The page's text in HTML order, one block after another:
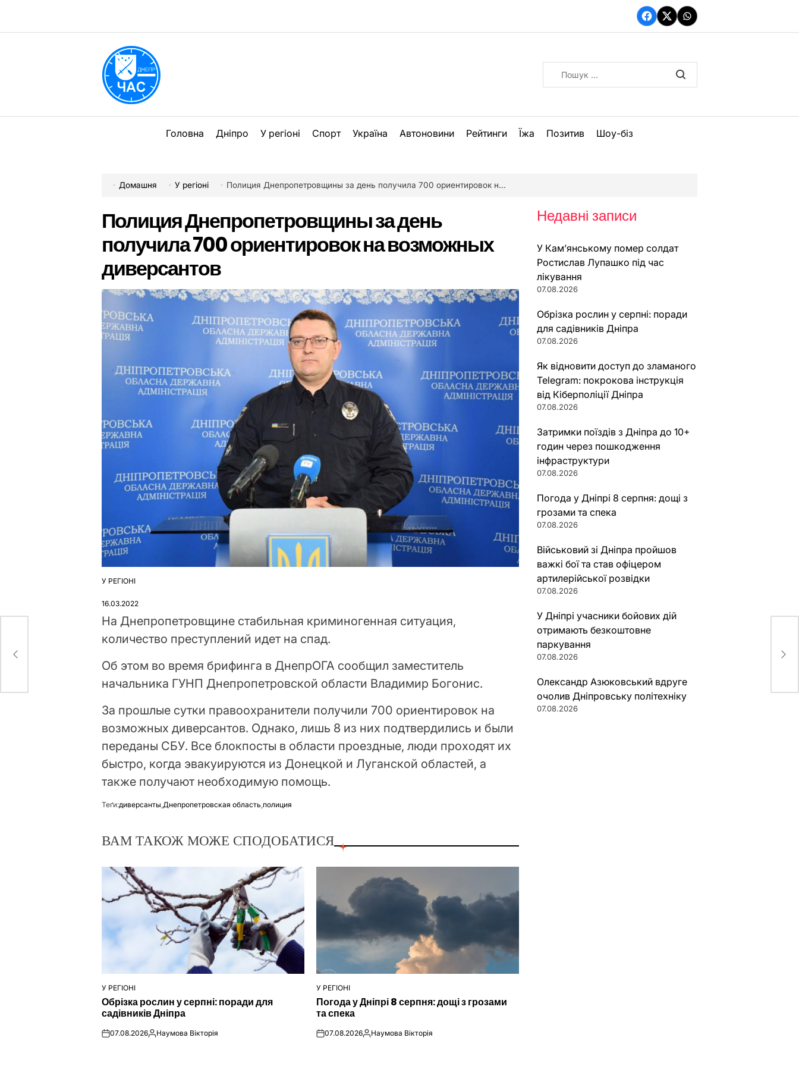
вмісту
Facebook
TwitterWhatsApp
Головна Дніпро У регіоні Спорт Україна Автоновини Рейтинги Їжа Позитив Шоу-біз
Домашня У регіоні Полиция Днепропетровщины за день получила 700 ориентировок на возможных диверсантов
Полиция Днепропетровщины за день
получила 700 ориентировок на возможных
диверсантов
ОПУБЛІКУВАТИ
У РЕГІОНІ
16.03.2022
На Днепропетровщине стабильная криминогенная ситуация,
количество преступлений идет на спад.
Об этом во время брифинга в ДнепрОГА сообщил заместитель
начальника ГУНП Днепропетровской области Владимир Богонис.
За прошлые сутки правоохранители получили 700 ориентировок на
возможных диверсантов. Однако, лишь 8 из них подтвердились и были
переданы СБУ. Все блокпосты в области проездные, люди проходят их
быстро, когда эвакуируются из Донецкой и Луганской областей, а
также получают необходимую помощь.
Теґи:диверсанты,Днепропетровская область,полиция
ВАМ ТАКОЖ МОЖЕ СПОДОБАТИСЯ
ОПУБЛІКУВАТИ
У
У РЕГІОНІ
Обрізка рослин у серпні: поради для
садівників Дніпра
on07.08.2026Опубліковано
Наумова Вікторія
ОПУБЛІКУВАТИ
У РЕГІОНІ
Погода у Дніпрі 8 серпня: дощі з грозами
та спека
on07.08.2026Опубліковано
Наумова Вікторія
Недавні записи
У Кам’янському помер солдат
Ростислав Лупашко під час
лікування
07.08.2026
Обрізка рослин у серпні: поради
для садівників Дніпра
07.08.2026
Як відновити доступ до зламаного
Telegram: покрокова інструкція
від Кіберполіції Дніпра
07.08.2026
Затримки поїздів з Дніпра до 10+
годин через пошкодження
інфраструктури
07.08.2026
Погода у Дніпрі 8 серпня: дощі з
грозами та спека
07.08.2026
Військовий зі Дніпра пройшов
важкі бої та став офіцером
артилерійської розвідки
07.08.2026
У Дніпрі учасники бойових дій
отримають безкоштовне
паркування
07.08.2026
Олександр Азюковський вдруге
очолив Дніпровську політехніку
07.08.2026